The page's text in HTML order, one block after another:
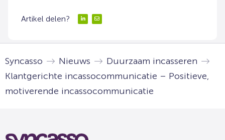
Artikel delen?
DelenDelen
Syncasso Nieuws
Duurzaam incasseren
Klantgerichte incassocommunicatie – Positieve,
motiverende incassocommunicatie